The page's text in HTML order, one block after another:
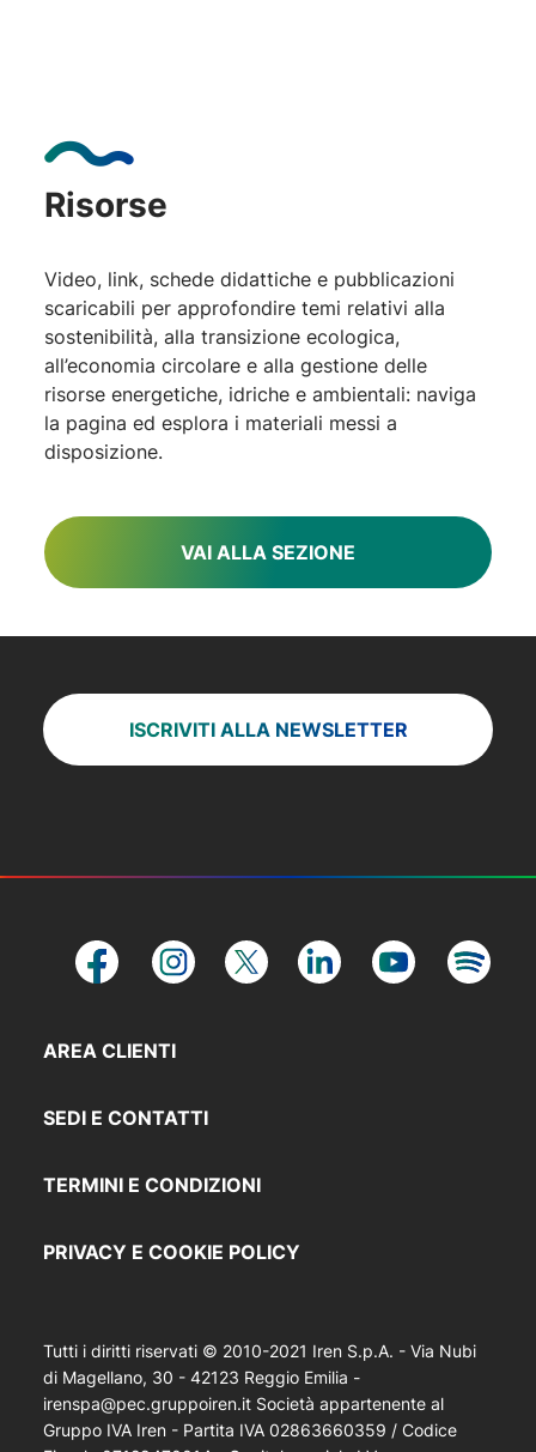
Risorse
Video, link, schede didattiche e pubblicazioni
scaricabili per approfondire temi relativi alla
sostenibilità, alla transizione ecologica,
all’economia circolare e alla gestione delle
risorse energetiche, idriche e ambientali: naviga
la pagina ed esplora i materiali messi a
disposizione.
VAI ALLA SEZIONE
ISCRIVITI ALLA NEWSLETTER
AREA CLIENTI
SEDI E CONTATTI
TERMINI E CONDIZIONI
PRIVACY E COOKIE POLICY
Tutti i diritti riservati © 2010-2021 Iren S.p.A. - Via Nubi
di Magellano, 30 - 42123 Reggio Emilia -
irenspa@pec.gruppoiren.it Società appartenente al
Gruppo IVA Iren - Partita IVA 02863660359 / Codice